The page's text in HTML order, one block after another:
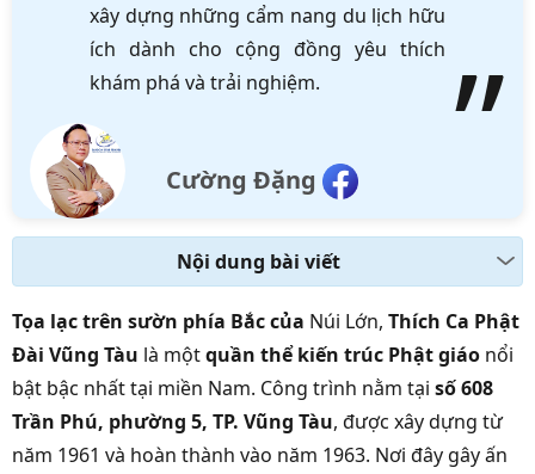
xây dựng những cẩm nang du lịch hữu
ích dành cho cộng đồng yêu thích
khám phá và trải nghiệm.
Cường Đặng
Nội dung bài viết
Tọa lạc trên sườn phía Bắc của Núi Lớn, Thích Ca Phật
Đài Vũng Tàu là mộtquần thể kiến trúc Phật giáo nổi
bật bậc nhất tại miền Nam. Công trình nằm tại số 608
Trần Phú, phường 5, TP. Vũng Tàu, được xây dựng từ
năm 1961 và hoàn thành vào năm 1963. Nơi đây gây ấn